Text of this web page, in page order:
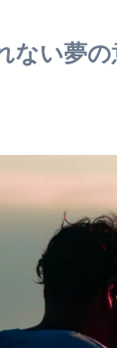
ない夢